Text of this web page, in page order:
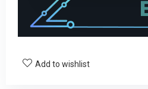
Add to wishlist